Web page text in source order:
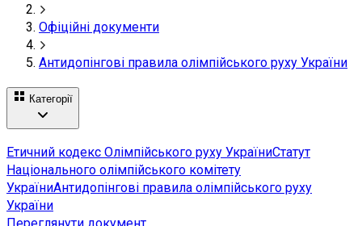
Офіційні документи
Антидопінгові правила олімпійського руху України
Категорії
Етичний кодекс Олімпійського руху УкраїниСтатут
Національного олімпійського комітету
УкраїниАнтидопінгові правила олімпійського руху
України